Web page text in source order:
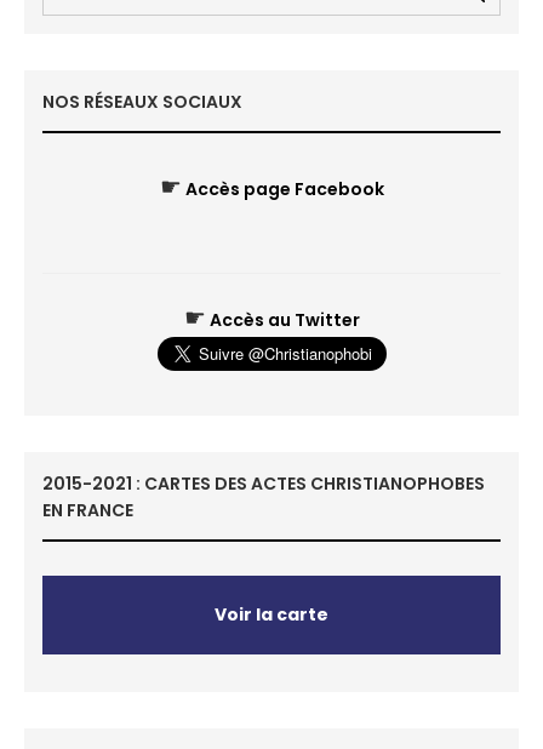
NOS RÉSEAUX SOCIAUX
☛ Accès page Facebook
☛ Accès au Twitter
2015-2021 : CARTES DES ACTES CHRISTIANOPHOBES
EN FRANCE
Voir la carte